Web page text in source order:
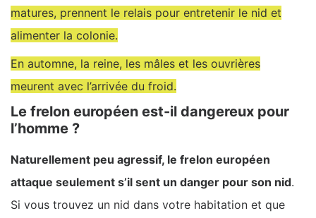
matures, prennent le relais pour entretenir le nid et
alimenter la colonie.
En automne, la reine, les mâles et les ouvrières
meurent avec l’arrivée du froid.
Le frelon européen est-il dangereux pour
l’homme ?
Naturellement peu agressif, le frelon européen
attaque seulement s’il sent un danger pour son nid.
Si vous trouvez un nid dans votre habitation et que